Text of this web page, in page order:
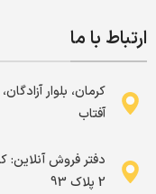
ارتباط با ما
کرمان، بلوار
آفتاب
2 پلاک 93